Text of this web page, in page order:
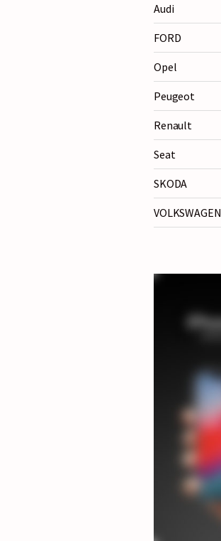
Audi
FORD
Opel
Peugeot
Renault
Seat
SKODA
VOLKSWAGEN